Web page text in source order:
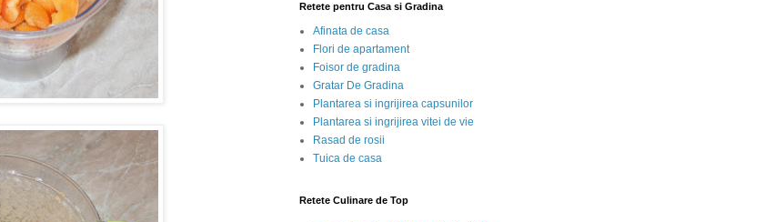
Retete pentru Casa si Gradina
Afinata de casa
Flori de apartament
Foisor de gradina
Gratar De Gradina
Plantarea si ingrijirea capsunilor
Plantarea si ingrijirea vitei de vie
Rasad de rosii
Tuica de casa
Retete Culinare de Top